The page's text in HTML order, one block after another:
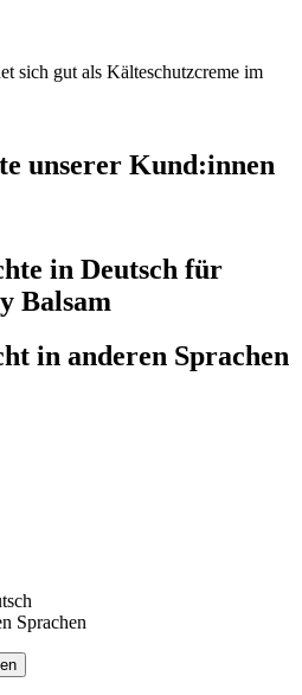
sich gut als Kälteschutzcreme im
unserer Kund:innen
in Deutsch für
Balsam
in anderen Sprachen
Sprachen